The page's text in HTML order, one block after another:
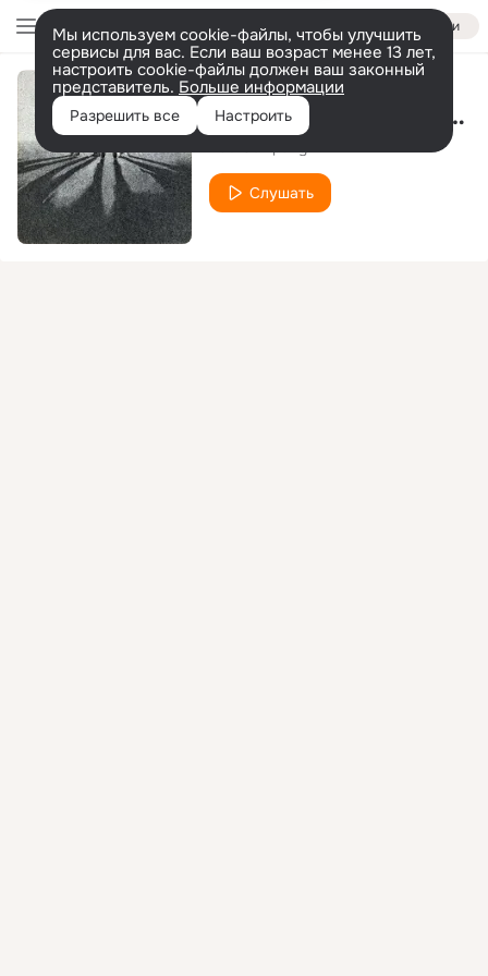
Войти
Мы используем cookie-файлы, чтобы улучшить
сервисы для вас. Если ваш возраст менее 13 лет,
настроить cookie-файлы должен ваш законный
представитель. Больше информации
Разрешить все Настроить Peace of Mind (2017 Remaster)
Слушать